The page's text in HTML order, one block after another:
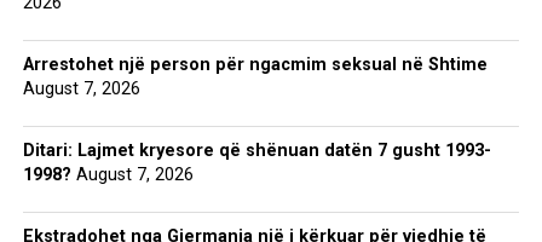
Arrestohet një person për ngacmim seksual në Shtime
August 7, 2026
Ditari: Lajmet kryesore që shënuan datën 7 gusht 1993-
1998? August 7, 2026
Ekstradohet nga Gjermania një i kërkuar për vjedhje të